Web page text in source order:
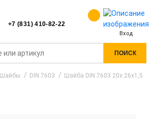
+7 (831) 410-82-22
Вход
ПОИСК
Шайбы DIN 7603
Шайба DIN 7603 20x 26x1,5